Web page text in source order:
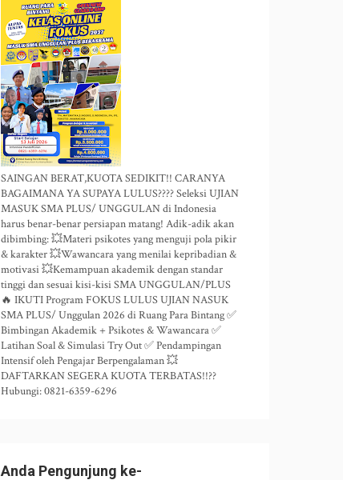
SAINGAN BERAT,KUOTA SEDIKIT!! CARANYA
BAGAIMANA YA SUPAYA LULUS???? Seleksi UJIAN
MASUK SMA PLUS/ UNGGULAN di Indonesia
harus benar-benar persiapan matang! Adik-adik akan
dibimbing: 💥Materi psikotes yang menguji pola pikir
& karakter 💥Wawancara yang menilai kepribadian &
motivasi 💥Kemampuan akademik dengan standar
tinggi dan sesuai kisi-kisi SMA UNGGULAN/PLUS
🔥 IKUTI Program FOKUS LULUS UJIAN NASUK
SMA PLUS/ Unggulan 2026 di Ruang Para Bintang ✅
Bimbingan Akademik + Psikotes & Wawancara ✅
Latihan Soal & Simulasi Try Out ✅ Pendampingan
Intensif oleh Pengajar Berpengalaman 💥
DAFTARKAN SEGERA KUOTA TERBATAS!!??
Hubungi: 0821-6359-6296
Anda Pengunjung ke-